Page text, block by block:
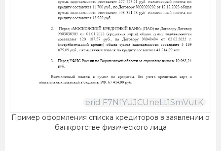
Пример оформления списка кредиторов в заявлении о
банкротстве физического лица